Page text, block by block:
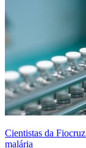
Cientistas da
malária